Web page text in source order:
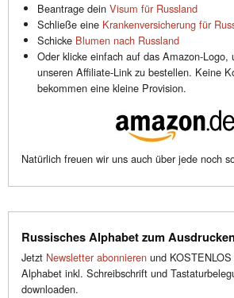
Beantrage dein Visum für Russland
Schließe eine Krankenversicherung für
Schicke Blumen nach Russland
Oder klicke einfach auf das Amazon-Logo,
unseren Affiliate-Link zu bestellen. Keine
bekommen eine kleine Provision.
Natürlich freuen wir uns auch über jede noch
Russisches Alphabet zum Ausdrucken
Jetzt Newsletter abonnieren und
Alphabet inkl. Schreibschrift und
downloaden.